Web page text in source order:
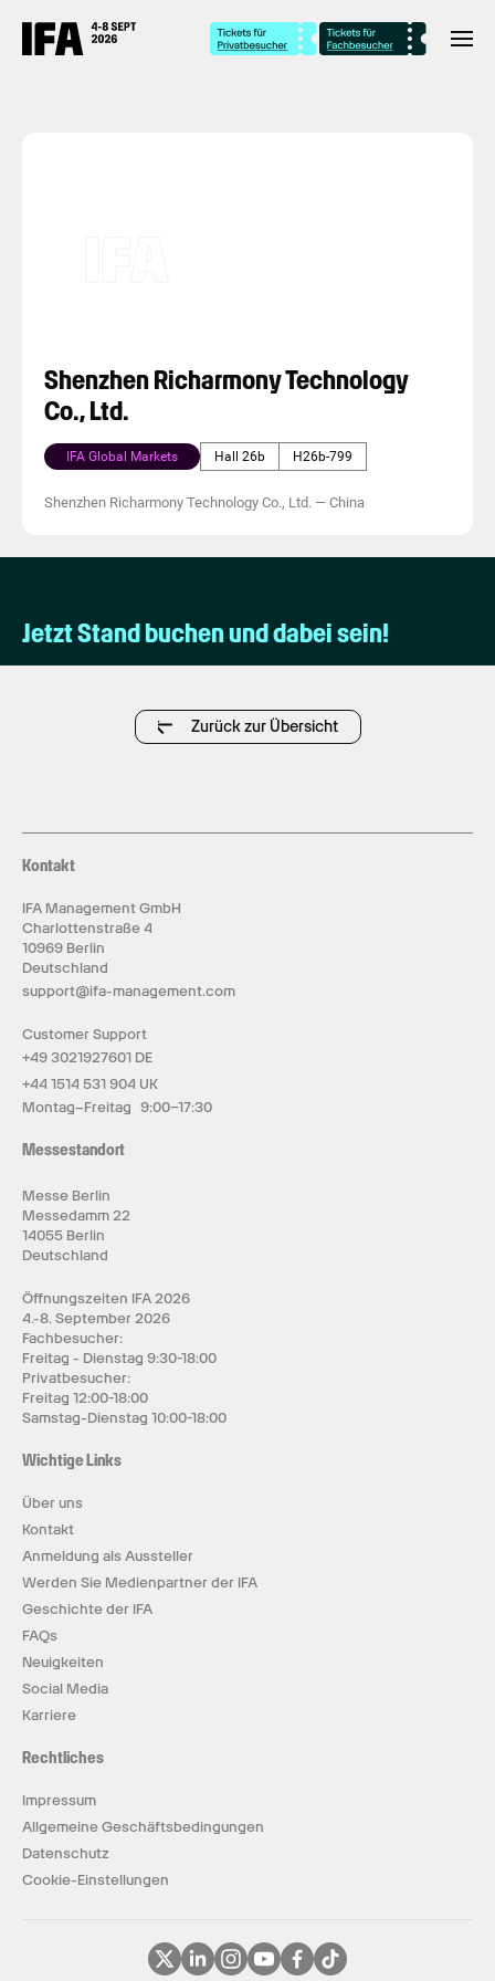
Shenzhen Richarmony Technology
Co., Ltd.
IFA Global Markets Hall 26b H26b-799
Shenzhen Richarmony Technology Co., Ltd. — China
Jetzt Stand buchen und dabei sein!
Zurück zur Übersicht
Kontakt
IFA Management GmbH
Charlottenstraße 4
10969 Berlin
Deutschland
support@ifa-management.com
Customer Support
+49 3021927601 DE
+44 1514 531 904 UK
Montag–Freitag 9:00–17:30
Messestandort
Messe Berlin
Messedamm 22
14055 Berlin
Deutschland
Öffnungszeiten IFA 2026
4.-8. September 2026
Fachbesucher:
Freitag - Dienstag 9:30-18:00
Privatbesucher:
Freitag 12:00-18:00
Samstag-Dienstag 10:00-18:00
Wichtige Links
Über uns
Kontakt
Anmeldung als Aussteller
Werden Sie Medienpartner der IFA
Geschichte der IFA
FAQs
Neuigkeiten
Social Media
Karriere
Rechtliches
Impressum
Allgemeine Geschäftsbedingungen
Datenschutz
Cookie-Einstellungen